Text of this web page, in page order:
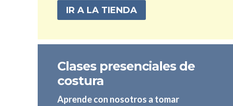
IR A LA TIENDA
Clases presenciales de
costura
Aprende con nosotros a tomar